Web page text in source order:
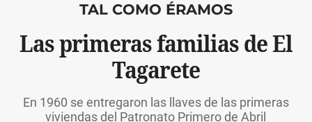
TAL COMO ÉRAMOS
Las primeras familias de El
Tagarete
En 1960 se entregaron las llaves de las primeras
viviendas del Patronato Primero de Abril